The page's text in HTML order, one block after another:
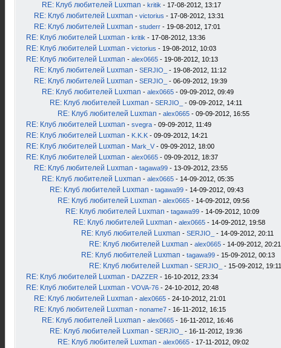
RE: Клуб любителей Luxman - kritik - 17-08-2012, 13:17
RE: Клуб любителей Luxman - victorius - 17-08-2012, 13:31
RE: Клуб любителей Luxman - studerr - 19-08-2012, 17:01
RE: Клуб любителей Luxman - kritik - 17-08-2012, 13:36
RE: Клуб любителей Luxman - victorius - 19-08-2012, 10:03
RE: Клуб любителей Luxman - alex0665 - 19-08-2012, 10:13
RE: Клуб любителей Luxman - SERJIO_ - 19-08-2012, 11:12
RE: Клуб любителей Luxman - SERJIO_ - 06-09-2012, 19:39
RE: Клуб любителей Luxman - alex0665 - 09-09-2012, 09:49
RE: Клуб любителей Luxman - SERJIO_ - 09-09-2012, 14:11
RE: Клуб любителей Luxman - alex0665 - 09-09-2012, 16:55
RE: Клуб любителей Luxman - svegra - 09-09-2012, 11:49
RE: Клуб любителей Luxman - K.K.K - 09-09-2012, 14:21
RE: Клуб любителей Luxman - Mark_V - 09-09-2012, 18:00
RE: Клуб любителей Luxman - alex0665 - 09-09-2012, 18:37
RE: Клуб любителей Luxman - tagawa99 - 13-09-2012, 23:55
RE: Клуб любителей Luxman - alex0665 - 14-09-2012, 05:35
RE: Клуб любителей Luxman - tagawa99 - 14-09-2012, 09:43
RE: Клуб любителей Luxman - alex0665 - 14-09-2012, 09:56
RE: Клуб любителей Luxman - tagawa99 - 14-09-2012, 10:09
RE: Клуб любителей Luxman - alex0665 - 14-09-2012, 19:58
RE: Клуб любителей Luxman - SERJIO_ - 14-09-2012, 20:11
RE: Клуб любителей Luxman - alex0665 - 14-09-2012, 20:21
RE: Клуб любителей Luxman - tagawa99 - 15-09-2012, 00:13
RE: Клуб любителей Luxman - SERJIO_ - 15-09-2012, 19:11
RE: Клуб любителей Luxman - DAZZER - 16-10-2012, 23:34
RE: Клуб любителей Luxman - VOVA-76 - 24-10-2012, 20:48
RE: Клуб любителей Luxman - alex0665 - 24-10-2012, 21:01
RE: Клуб любителей Luxman - noname7 - 16-11-2012, 16:15
RE: Клуб любителей Luxman - alex0665 - 16-11-2012, 16:46
RE: Клуб любителей Luxman - SERJIO_ - 16-11-2012, 19:36
RE: Клуб любителей Luxman - alex0665 - 17-11-2012, 09:02